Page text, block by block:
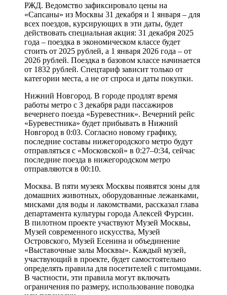
РЖД. Ведомство зафиксировало цены на
«Сапсаны» из Москвы 31 декабря и 1 января – для
всех поездов, курсирующих в эти даты, будет
действовать специальная акция: 31 декабря 2025
года – поездка в экономическом классе будет
стоить от 2025 рублей, а 1 января 2026 года – от
2026 рублей. Поездка в базовом классе начинается
от 1832 рублей. Спецтариф зависит только от
категории места, а не от спроса и даты покупки.
Нижний Новгород. В городе продлят время
работы метро с 3 декабря ради пассажиров
вечернего поезда «Буревестник». Вечерний рейс
«Буревестника» будет прибывать в Нижний
Новгород в 0:03. Согласно новому графику,
последние составы нижегородского метро будут
отправляться с «Московской» в 0:27–0:34, сейчас
последние поезда в нижегородском метро
отправляются в 00:10.
Москва. В пяти музеях Москвы появятся зоны для
домашних животных, оборудованные лежанками,
мисками для воды и лакомствами, рассказал глава
департамента культуры города Алексей Фурсин.
В пилотном проекте участвуют Музей Москвы,
Музей современного искусства, Музей
Островского, Музей Есенина и объединение
«Выставочные залы Москвы». Каждый музей,
участвующий в проекте, будет самостоятельно
определять правила для посетителей с питомцами.
В частности, эти правила могут включать
ограничения по размеру, использование поводка